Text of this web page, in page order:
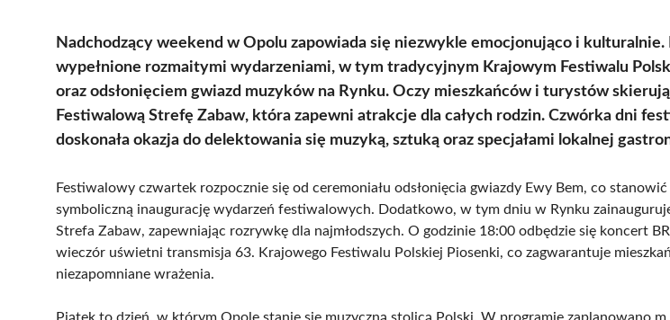
Nadchodzący weekend w Opolu zapowiada się niezwykle emocjonująco i
wypełnione rozmaitymi wydarzeniami, w tym tradycyjnym Krajowym Festiwalu
oraz odsłonięciem gwiazd muzyków na Rynku. Oczy mieszkańców i turystów
Festiwalową Strefę Zabaw, która zapewni atrakcje dla całych rodzin. Czwórka dni
doskonała okazja do delektowania się muzyką, sztuką oraz specjałami lokalnej
Festiwalowy czwartek rozpocznie się od ceremoniału odsłonięcia gwiazdy Ewy Bem, co stanowić
symboliczną inaugurację wydarzeń festiwalowych. Dodatkowo, w tym dniu w Rynku
Strefa Zabaw, zapewniając rozrywkę dla najmłodszych. O godzinie 18:00 odbędzie się koncert
wieczór uświetni transmisja 63. Krajowego Festiwalu Polskiej Piosenki, co zagwarantuje
niezapomniane wrażenia.
Piątek to dzień, w którym Opole stanie się muzyczną stolicą Polski. W programie zaplanowano